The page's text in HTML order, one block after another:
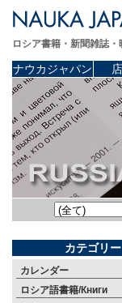
ロシア書籍・新聞雑誌
ナウカジャパン
カテゴリー
カレンダー
ロシア語書籍/Книги